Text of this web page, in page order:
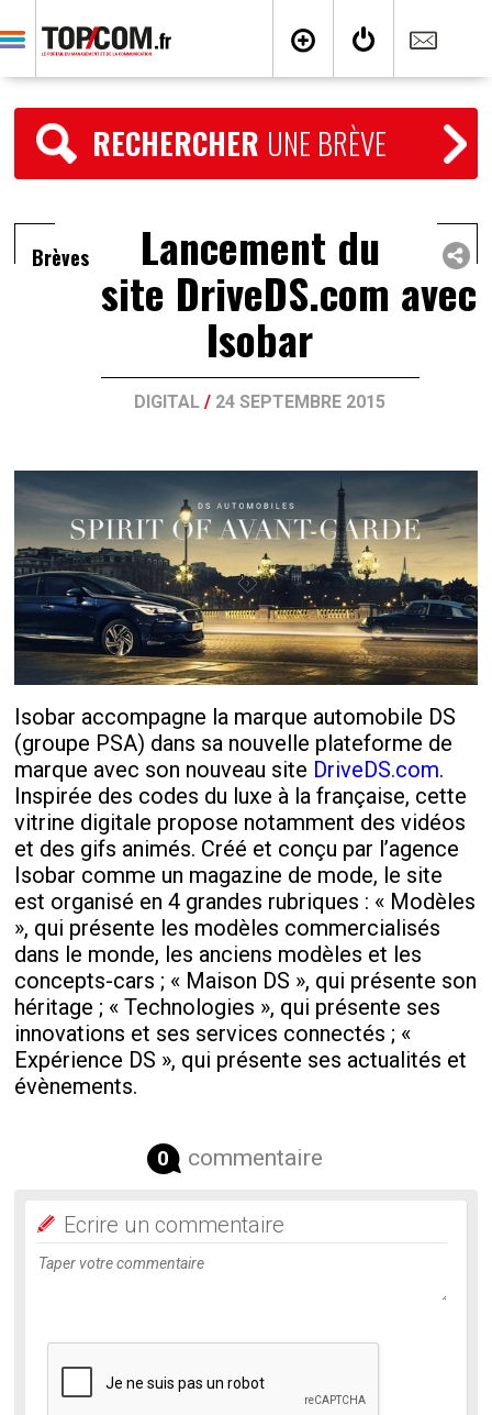
RECHERCHER UNE BRÈVE
Brèves Lancement du
site DriveDS.com avec
Isobar
DIGITAL / 24 SEPTEMBRE 2015
Isobar accompagne la marque automobile DS
(groupe PSA) dans sa nouvelle plateforme de
marque avec son nouveau site DriveDS.com.
Inspirée des codes du luxe à la française, cette
vitrine digitale propose notamment des vidéos
et des gifs animés. Créé et conçu par l’agence
Isobar comme un magazine de mode, le site
est organisé en 4 grandes rubriques : « Modèles
», qui présente les modèles commercialisés
dans le monde, les anciens modèles et les
concepts-cars ; « Maison DS », qui présente son
héritage ; « Technologies », qui présente ses
innovations et ses services connectés ; «
Expérience DS », qui présente ses actualités et
évènements.
0 commentaire
Ecrire un commentaire